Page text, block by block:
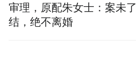
审理，原配朱女士：案未了
结，绝不离婚